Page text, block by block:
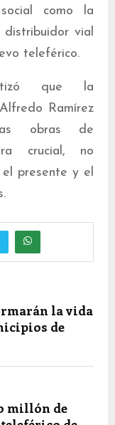
como la
vial
teleférico.
que la
Ramírez
obras de
crucial, no
el presente y el
la vida
de
millón de